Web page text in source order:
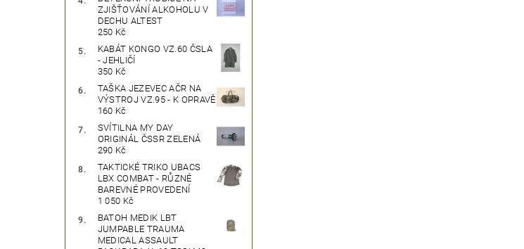
ZJIŠŤOVÁNÍ ALKOHOLU V
DECHU ALTEST
250 Kč
KABÁT KONGO VZ.60 ČSLA
- JEHLIČÍ
350 Kč
TAŠKA JEZEVEC AČR NA
VÝSTROJ VZ.95 - K OPRAVĚ
160 Kč
SVÍTILNA MY DAY
ORIGINÁL ČSSR ZELENÁ
290 Kč
TAKTICKÉ TRIKO UBACS
LBX COMBAT - RŮZNÉ
BAREVNÉ PROVEDENÍ
1 050 Kč
BATOH MEDIK LBT
JUMPABLE TRAUMA
MEDICAL ASSAULT